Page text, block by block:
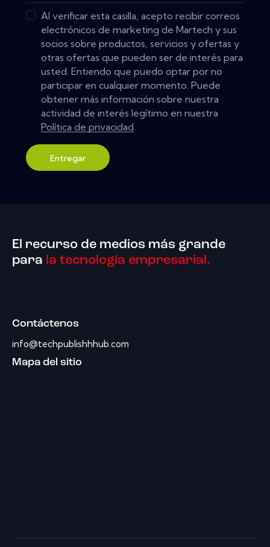
Al verificar esta casilla, acepto recibir correos
electrónicos de marketing de Martech y sus
socios sobre productos, servicios y ofertas y
otras ofertas que pueden ser de interés para
usted. Entiendo que puedo optar por no
participar en cualquier momento. Puede
obtener más información sobre nuestra
actividad de interés legítimo en nuestra
Política de privacidad
Entregar
El recurso de medios más grande
para la tecnología empresarial.
Contáctenos
info@techpublishhhub.com
Mapa del sitio